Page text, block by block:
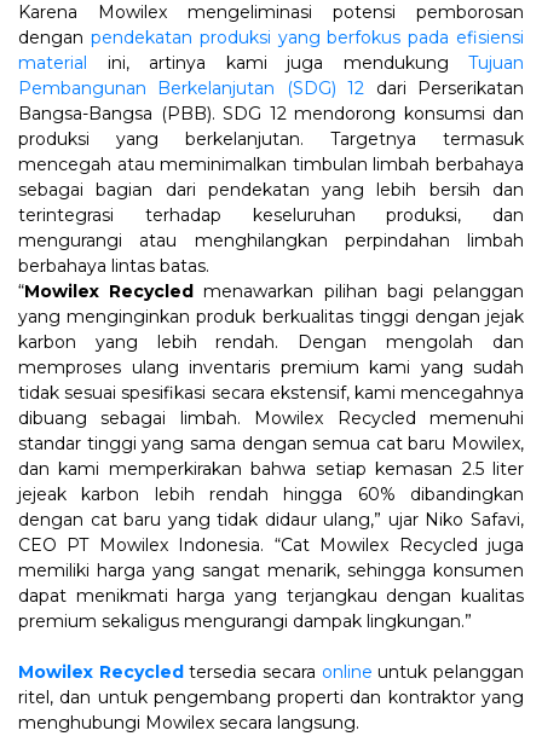
Karena Mowilex mengeliminasi potensi pemborosan
dengan pendekatan produksi yang berfokus pada efisiensi
material ini, artinya kami juga mendukung Tujuan
Pembangunan Berkelanjutan (SDG) 12 dari Perserikatan
Bangsa-Bangsa (PBB). SDG 12 mendorong konsumsi dan
produksi yang berkelanjutan. Targetnya termasuk
mencegah atau meminimalkan timbulan limbah berbahaya
sebagai bagian dari pendekatan yang lebih bersih dan
terintegrasi terhadap keseluruhan produksi, dan
mengurangi atau menghilangkan perpindahan limbah
berbahaya lintas batas.
“Mowilex Recycled menawarkan pilihan bagi pelanggan
yang menginginkan produk berkualitas tinggi dengan jejak
karbon yang lebih rendah. Dengan mengolah dan
memproses ulang inventaris premium kami yang sudah
tidak sesuai spesifikasi secara ekstensif, kami mencegahnya
dibuang sebagai limbah. Mowilex Recycled memenuhi
standar tinggi yang sama dengan semua cat baru Mowilex,
dan kami memperkirakan bahwa setiap kemasan 2.5 liter
jejeak karbon lebih rendah hingga 60% dibandingkan
dengan cat baru yang tidak didaur ulang,” ujar Niko Safavi,
CEO PT Mowilex Indonesia. “Cat Mowilex Recycled juga
memiliki harga yang sangat menarik, sehingga konsumen
dapat menikmati harga yang terjangkau dengan kualitas
premium sekaligus mengurangi dampak lingkungan.”
Mowilex Recycledtersedia secara online untuk pelanggan
ritel, dan untuk pengembang properti dan kontraktor yang
menghubungi Mowilex secara langsung.